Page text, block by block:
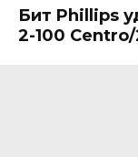
Бит Phillips
2-100